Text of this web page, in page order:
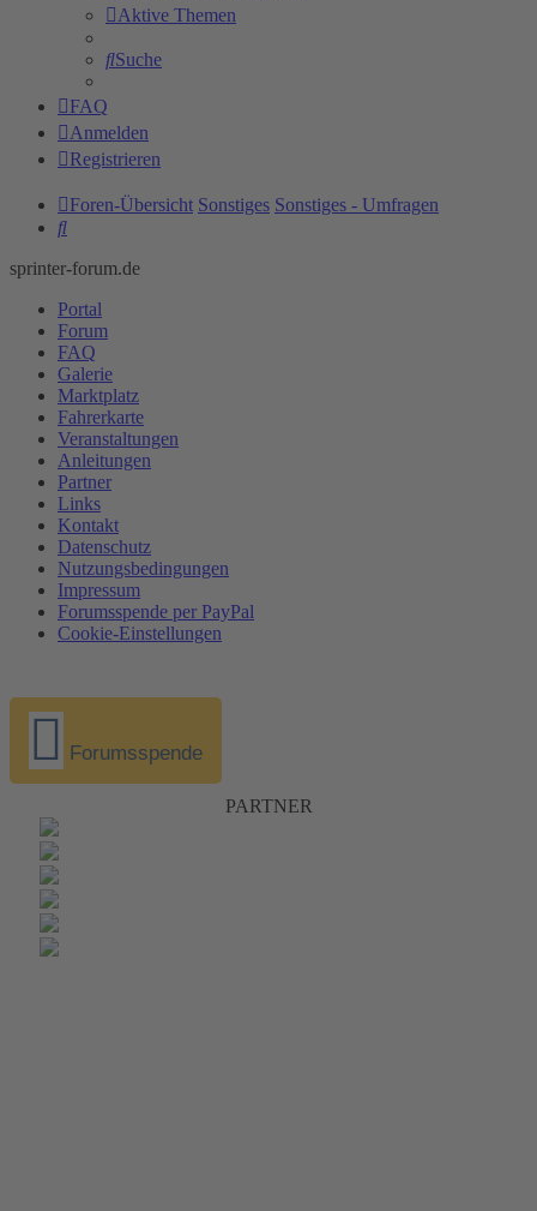
Aktive Themen
Suche
FAQ
Anmelden
Registrieren
Foren-Übersicht Sonstiges Sonstiges - Umfragen
Suche
sprinter-forum.de
Portal
Forum
FAQ
Galerie
Marktplatz
Fahrerkarte
Veranstaltungen
Anleitungen
Partner
Links
Kontakt
Datenschutz
Nutzungsbedingungen
Impressum
Forumsspende per PayPal
Cookie-Einstellungen
Forumsspende
PARTNER